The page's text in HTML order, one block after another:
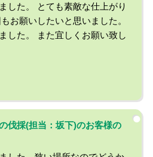
した。 とても素敵な仕上がり
お願いしたいと思いました。
した。 また宜しくお願い致し
伐採(担当：坂下)のお客様の